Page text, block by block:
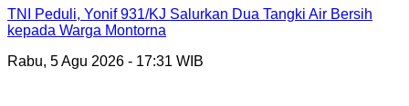
TNI Peduli, Yonif 931/KJ Salurkan Dua Tangki Air Bersih
kepada Warga Montorna
Rabu, 5 Agu 2026 - 17:31 WIB